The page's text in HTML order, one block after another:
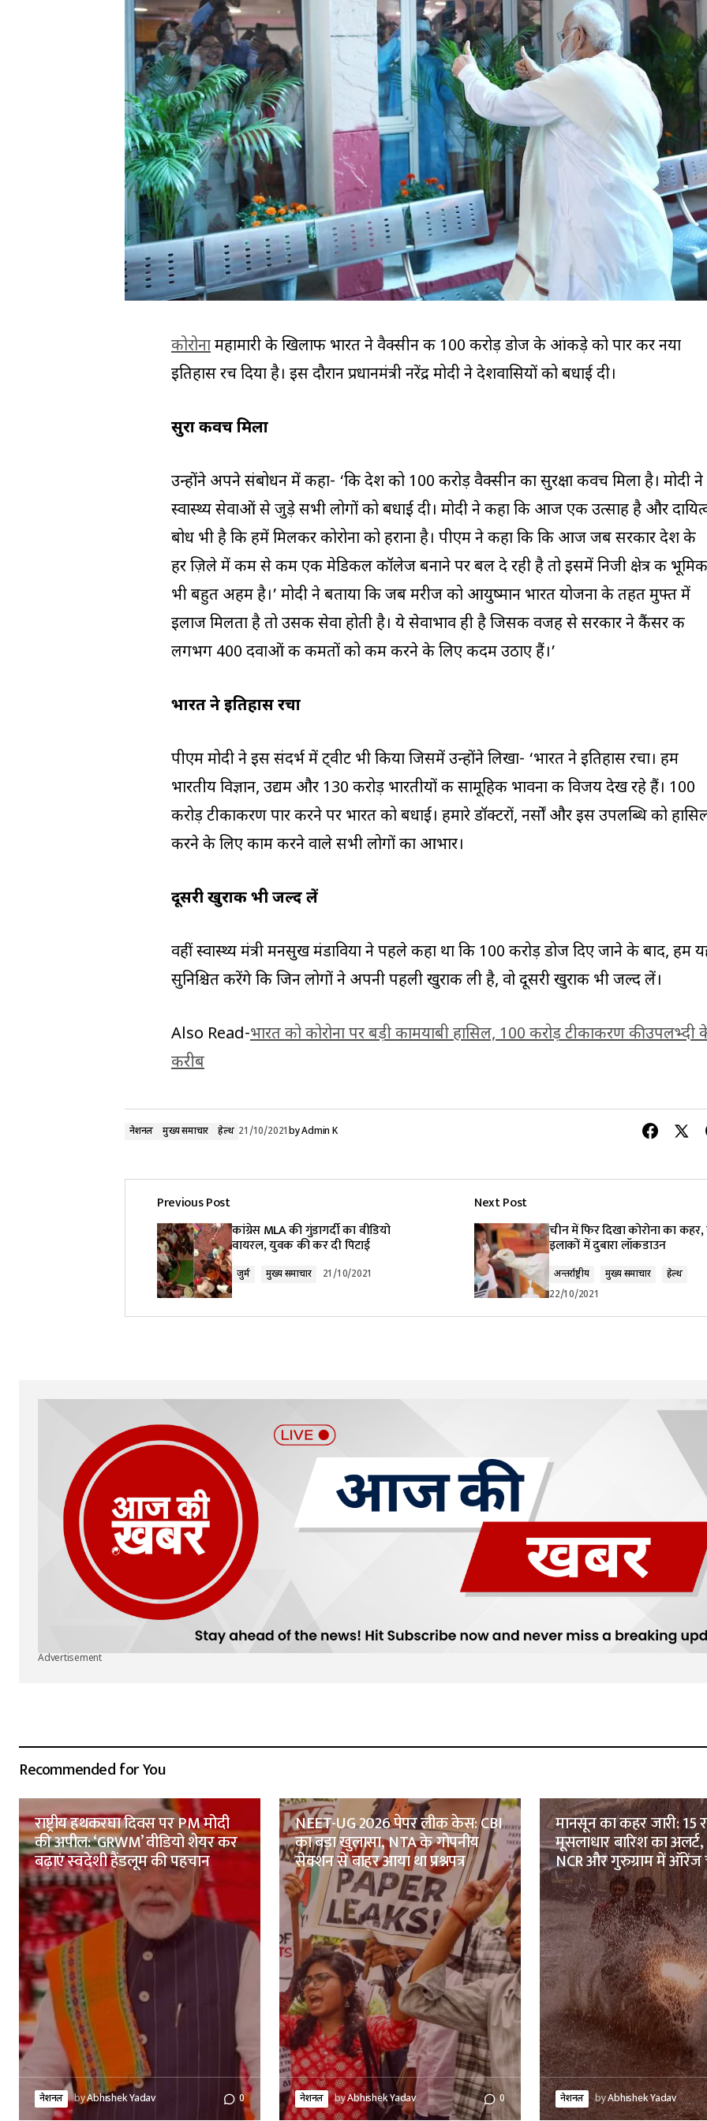
कोरोनामहामारी के खिलाफ भारत ने वैक्सीन की 100 करोड़ डोज के आंकड़े को पार कर नया
इतिहास रच दिया है। इस दौरान प्रधानमंत्री नरेंद्र मोदी ने देशवासियों को बधाई दी।
सुरक्षा कवच मिला
उन्होंने अपने संबोधन में कहा- ‘कि देश को 100 करोड़ वैक्सीन का सुरक्षा कवच मिला है। मोदी ने
स्वास्थ्य सेवाओं से जुड़े सभी लोगों को बधाई दी। मोदी ने कहा कि आज एक उत्साह है और
बोध भी है कि हमें मिलकर कोरोना को हराना है। पीएम ने कहा कि कि आज जब सरकार देश के
हर ज़िले में कम से कम एक मेडिकल कॉलेज बनाने पर बल दे रही है तो इसमें निजी क्षेत्र की
भी बहुत अहम है।’ मोदी ने बताया कि जब मरीज को आयुष्मान भारत योजना के तहत मुफ्त में
इलाज मिलता है तो उसकी सेवा होती है। ये सेवाभाव ही है जिसकी वजह से सरकार ने कैंसर की
लगभग 400 दवाओं की कीमतों को कम करने के लिए कदम उठाए हैं।’
भारत ने इतिहास रचा
पीएम मोदी ने इस संदर्भ में ट्वीट भी किया जिसमें उन्होंने लिखा- ‘भारत ने इतिहास रचा। हम
भारतीय विज्ञान, उद्यम और 130 करोड़ भारतीयों की सामूहिक भावना की विजय देख रहे हैं। 100
करोड़ टीकाकरण पार करने पर भारत को बधाई। हमारे डॉक्टरों, नर्सों और इस उपलब्धि को
करने के लिए काम करने वाले सभी लोगों का आभार।
दूसरी खुराक भी जल्द लें
वहीं स्वास्थ्य मंत्री मनसुख मंडाविया ने पहले कहा था कि 100 करोड़ डोज दिए जाने के बाद, हम
सुनिश्चित करेंगे कि जिन लोगों ने अपनी पहली खुराक ली है, वो दूसरी खुराक भी जल्द लें।
Also Read-भारत को कोरोना पर बड़ी कामयाबी हासिल, 100 करोड़ टीकाकरण की उपलभ्दी
करीब
नेशनल मुख्य समाचार हेल्थ 21/10/2021byAdmin K
Previous Post
कांग्रेस MLA की गुंडागर्दी का वीडियो
वायरल, युवक की कर दी पिटाई
जुर्म मुख्य समाचार 21/10/2021
Next Post
चीन में फिर दिखा कोरोना का
इलाकों में दुबारा लॉकडाउन
अन्तर्राष्ट्रीय मुख्य समाचार
हेल्थ
22/10/2021
Advertisement
Recommended for You
राष्ट्रीय हथकरघा दिवस पर PM मोदी
की अपील: ‘GRWM’ वीडियो शेयर कर
बढ़ाएं स्वदेशी हैंडलूम की पहचान
नेशनल byAbhishek Yadav 0
NEET-UG 2026 पेपर लीक केस: CBI
का बड़ा खुलासा, NTA के गोपनीय
सेक्शन से बाहर आया था प्रश्नपत्र
नेशनल byAbhishek Yadav 0
मानसून का कहर जारी: 15
मूसलाधार बारिश का
NCR और गुरुग्राम में ऑरेंज
नेशनल byAbhishek Yadav